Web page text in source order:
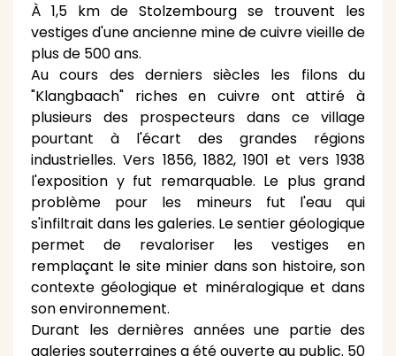
À 1,5 km de Stolzembourg se trouvent les
vestiges d'une ancienne mine de cuivre vieille de
plus de 500 ans.
Au cours des derniers siècles les filons du
"Klangbaach" riches en cuivre ont attiré à
plusieurs des prospecteurs dans ce village
pourtant à l'écart des grandes régions
industrielles. Vers 1856, 1882, 1901 et vers 1938
l'exposition y fut remarquable. Le plus grand
problème pour les mineurs fut l'eau qui
s'infiltrait dans les galeries. Le sentier géologique
permet de revaloriser les vestiges en
remplaçant le site minier dans son histoire, son
contexte géologique et minéralogique et dans
son environnement.
Durant les dernières années une partie des
galeries souterraines a été ouverte au public. 50